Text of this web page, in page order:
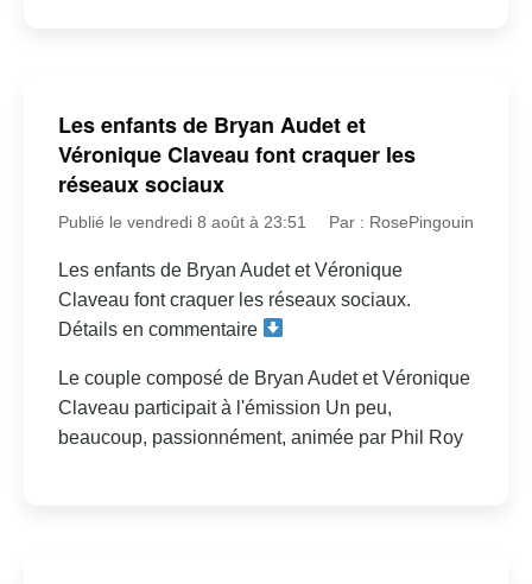
Les enfants de Bryan Audet et
Véronique Claveau font craquer les
réseaux sociaux
Publié le vendredi 8 août à 23:51 Par : RosePingouin
Les enfants de Bryan Audet et Véronique
Claveau font craquer les réseaux sociaux.
Détails en commentaire
Le couple composé de Bryan Audet et Véronique
Claveau participait à l'émission Un peu,
beaucoup, passionnément, animée par Phil Roy